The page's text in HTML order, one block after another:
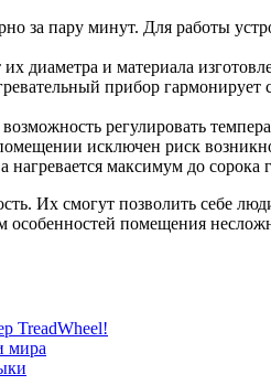
за пару минут. Для работы
диаметра и материала
прибор
регулировать
исключен риск
максимум до
Их смогут позволить себе
особенностей помещения
TreadWheel!
мира